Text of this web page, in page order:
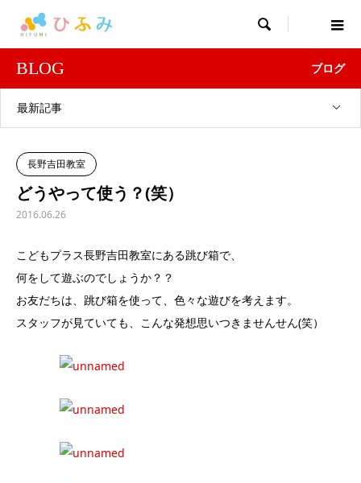

BLOG ブログ
最新記事
長野吉田教室
どうやって使う？(笑）
2016.06.26
こどもプラス長野吉田教室にある跳び箱で、
何をして遊ぶのでしょうか？？
お友だちは、跳び箱を使って、色々な遊びを考えます。
スタッフが見ていても、こんな発想思いつきませんせん(笑）